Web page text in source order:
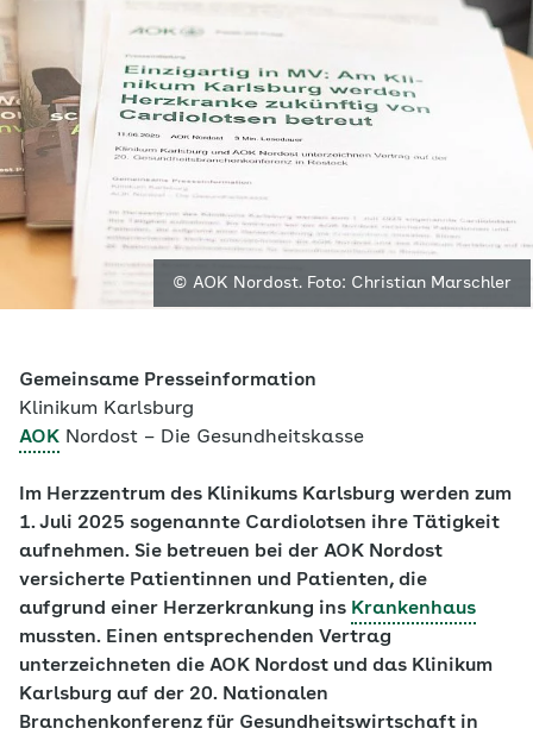
© AOK Nordost. Foto: Christian Marschler
Gemeinsame Presseinformation
Klinikum Karlsburg
AOK Nordost – Die Gesundheitskasse
Im Herzzentrum des Klinikums Karlsburg werden zum
1. Juli 2025 sogenannte Cardiolotsen ihre Tätigkeit
aufnehmen. Sie betreuen bei der AOK Nordost
versicherte Patientinnen und Patienten, die
aufgrund einer Herzerkrankung ins Krankenhaus
mussten. Einen entsprechenden Vertrag
unterzeichneten die AOK Nordost und das Klinikum
Karlsburg auf der 20. Nationalen
Branchenkonferenz für Gesundheitswirtschaft in